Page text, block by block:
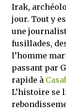
Irak,
jour. Tout y
une
fusillades,
l’homme
passant par
rapide à
L’histoire se